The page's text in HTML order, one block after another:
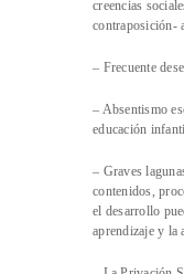
creencias
contraposición-
– Frecuente
– Absentismo
educación
– Graves
contenidos,
el desarrollo
aprendizaje y la